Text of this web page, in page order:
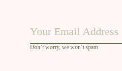
Don’t worry, we won’t spam